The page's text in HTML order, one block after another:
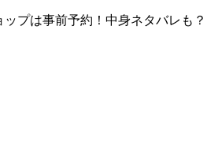
プは事前予約！中身ネタバレも？